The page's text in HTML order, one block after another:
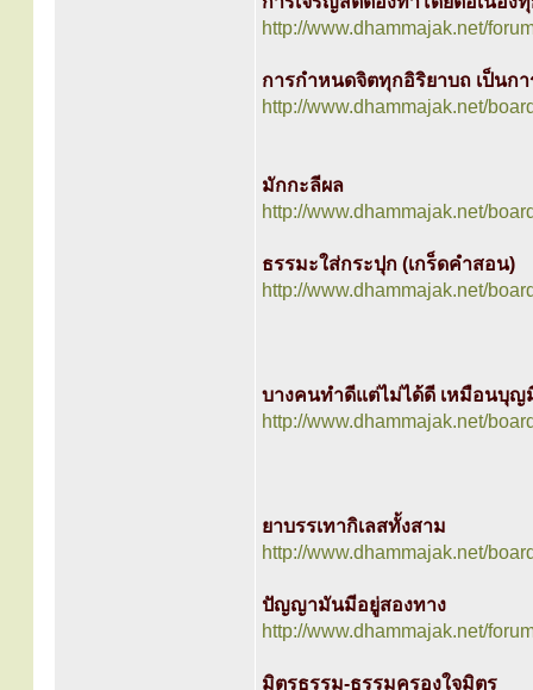
http://www.dhammajak.net/
การกำหนดจิตทุกอิริยาบถ เป็นก
http://www.dhammajak.net/
มักกะลีผล
http://www.dhammajak.net/
ธรรมะใส่กระปุก (เกร็ดคำสอน)
http://www.dhammajak.net/
บางคนทำดีแต่ไม่ได้ดี เหมือนบุญ
http://www.dhammajak.net/
ยาบรรเทากิเลสทั้งสาม
http://www.dhammajak.net/
ปัญญามันมีอยู่สองทาง
http://www.dhammajak.net/
มิตรธรรม-ธรรมครองใจมิตร